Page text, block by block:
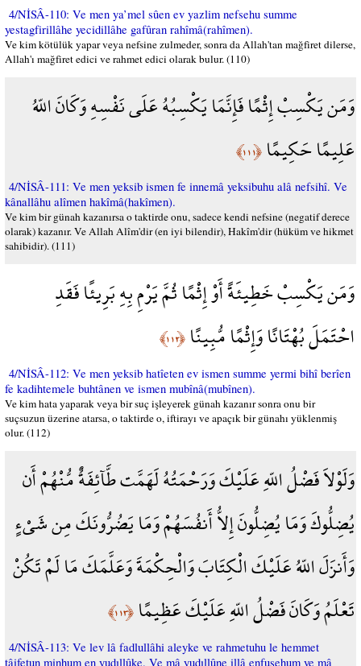
4/NİSÂ-110: Ve men ya’mel sûen ev yazlim nefsehu summe
yestagfirillâhe yecidillâhe gafûran rahîmâ(rahîmen).
Ve kim kötülük yapar veya nefsine zulmeder, sonra da Allah'tan mağfiret dilerse,
Allah'ı mağfiret edici ve rahmet edici olarak bulur. (110)
وَمَن يَكْسِبْ إِثْمًا فَإِنَّمَا يَكْسِبُهُ عَلَى نَفْسِهِ وَكَانَ اللّهُ
عَلِيمًا حَكِيمًا﴿١١١﴾
4/NİSÂ-111: Ve men yeksib ismen fe innemâ yeksibuhu alâ nefsihî. Ve
kânallâhu alîmen hakîmâ(hakîmen).
Ve kim bir günah kazanırsa o taktirde onu, sadece kendi nefsine (negatif derece
olarak) kazanır. Ve Allah Alîm'dir (en iyi bilendir), Hakîm'dir (hüküm ve hikmet
sahibidir). (111)
وَمَن يَكْسِبْ خَطِيئَةً أَوْ إِثْمًا ثُمَّ يَرْمِ بِهِ بَرِيئًا فَقَدِ
احْتَمَلَ بُهْتَانًا وَإِثْمًا مُّبِينًا﴿١١٢﴾
4/NİSÂ-112: Ve men yeksib hatîeten ev ismen summe yermi bihî berîen
fe kadihtemele buhtânen ve ismen mubînâ(mubînen).
Ve kim hata yaparak veya bir suç işleyerek günah kazanır sonra onu bir
suçsuzun üzerine atarsa, o taktirde o, iftirayı ve apaçık bir günahı yüklenmiş
olur. (112)
وَلَوْلاَ فَضْلُ اللّهِ عَلَيْكَ وَرَحْمَتُهُ لَهَمَّت طَّآئِفَةٌ مُّنْهُمْ أَن
يُضِلُّوكَ وَمَا يُضِلُّونَ إِلاُّ أَنفُسَهُمْ وَمَا يَضُرُّونَكَ مِن شَيْءٍ
وَأَنزَلَ اللّهُ عَلَيْكَ الْكِتَابَ وَالْحِكْمَةَ وَعَلَّمَكَ مَا لَمْ تَكُنْ
تَعْلَمُ وَكَانَ فَضْلُ اللّهِ عَلَيْكَ عَظِيمًا﴿١١٣﴾
4/NİSÂ-113: Ve lev lâ fadlullâhi aleyke ve rahmetuhu le hemmet
tâifetun minhum en yudıllûke. Ve mâ yudıllûne illâ enfusehum ve mâ